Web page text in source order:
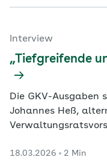
Interview
„Tiefgreifende
Die GKV-Ausgaben
Johannes Heß,
die Einnahmen.
18.03.2026 2 Min